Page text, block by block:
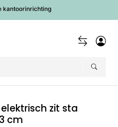
kantoorinrichting
zit sta
cm